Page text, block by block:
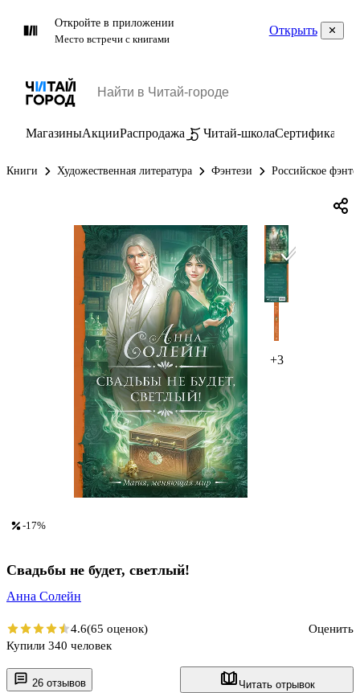
Откройте в приложении
Место встречи с книгами
Открыть
МагазиныАкцииРаспродажа Читай-школаСертификаты
Книги Художественная литература Фэнтези Российское
+3
26 отзывов Читать отрывок
-17%
Свадьбы не будет, светлый!
Анна Солейн
4.6(65 оценок)
Оценить
Купили 340 человек